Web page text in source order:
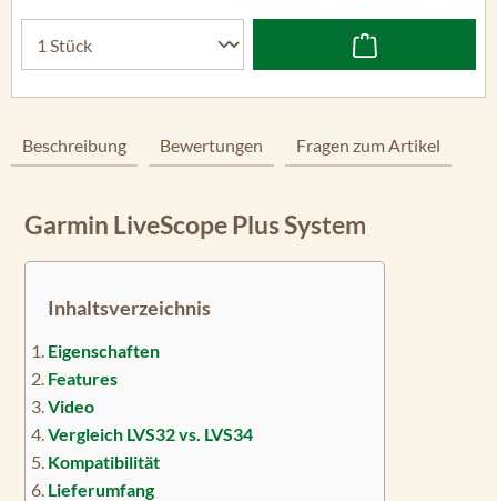
Beschreibung Bewertungen Fragen zum Artikel
Garmin LiveScope Plus System
Inhaltsverzeichnis
Eigenschaften
Features
Video
Vergleich LVS32 vs. LVS34
Kompatibilität
Lieferumfang